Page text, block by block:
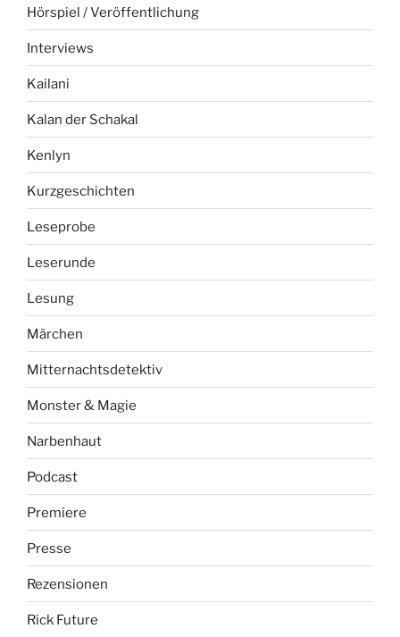
Hörspiel / Veröffentlichung
Interviews
Kailani
Kalan der Schakal
Kenlyn
Kurzgeschichten
Leseprobe
Leserunde
Lesung
Märchen
Mitternachtsdetektiv
Monster & Magie
Narbenhaut
Podcast
Premiere
Presse
Rezensionen
Rick Future